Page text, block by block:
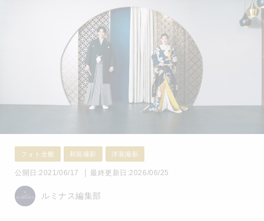
フォト全般 和装撮影 洋装撮影
公開日:2021/06/17 最終更新日:2026/06/25
ルミナス編集部